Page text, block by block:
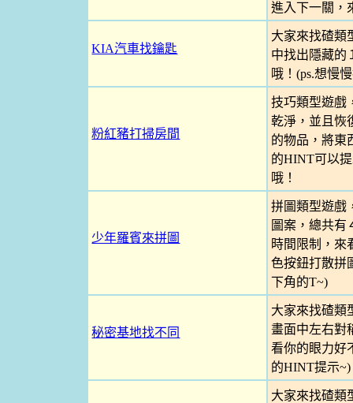
進入下一關，
KIA汽車找鑰匙
大家來找碴類
中找出隱藏的
哦！(ps.想慢
粉紅豬打掃房間
技巧類型遊戲
乾淨，並且恢
的物品，將東
的HINT可以
哦！
少年羅賓來拼圖
拼圖類型遊戲
圖案，總共有
時間限制，來
色按鈕打散拼
下角的T~)
秘密基地找不同
大家來找碴類
畫面中左右對
看你的眼力好
的HINT提示~)
大家來找碴類